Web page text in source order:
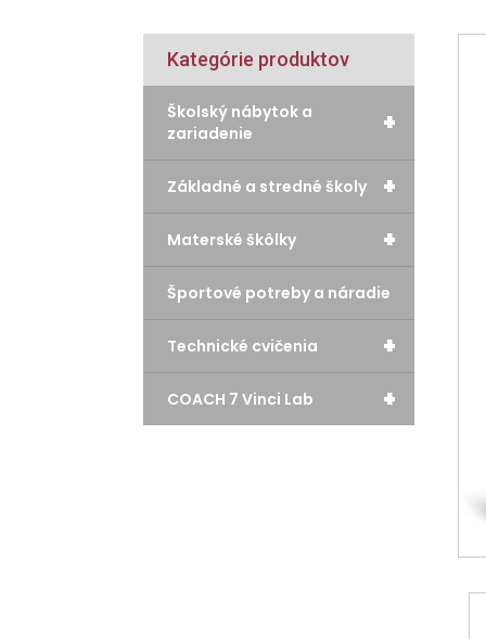
Kategórie produktov
+
Školský nábytok a
zariadenie
+
Základné a stredné školy
+
Materské škôlky
Športové potreby a náradie
+
Technické cvičenia
+
COACH 7 Vinci Lab